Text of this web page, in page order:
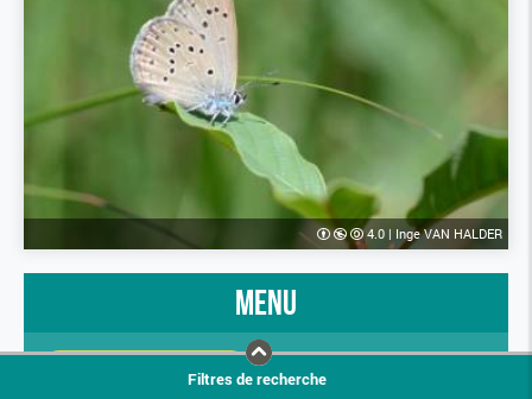
4.0 | Inge VAN HALDER
menu
Filtres de recherche